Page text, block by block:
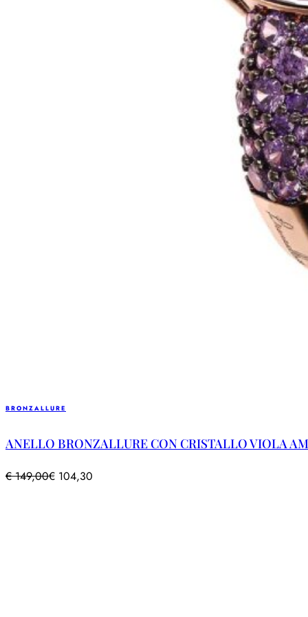
BRONZALLURE
ANELLO BRONZALLURE CON CRISTALLO VIOLA
€149,00€ 104,30